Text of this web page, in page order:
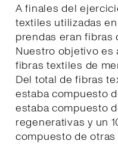
A finales del
textiles utilizadas
prendas eran fibras
Nuestro objetivo es
fibras textiles de
Del total de fibras
estaba compuesto
estaba compuesto
regenerativas y un
compuesto de